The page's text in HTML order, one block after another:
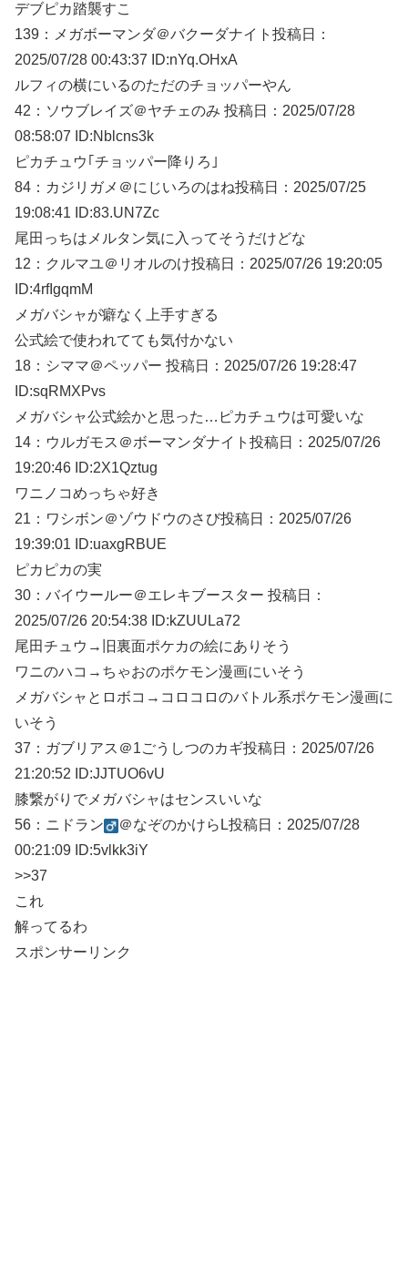
デブピカ踏襲すこ
139：
メガボーマンダ＠バクーダナイト 投稿日：
2025/07/28 00:43:37 ID:nYq.OHxA
ルフィの横にいるのただのチョッパーやん
42： ソウブレイズ＠ヤチェのみ 投稿日：2025/07/28
08:58:07 ID:Nblcns3k
ピカチュウ｢チョッパー降りろ｣
84： カジリガメ＠にじいろのはね投稿日：2025/07/25
19:08:41 ID:83.UN7Zc
尾田っちはメルタン気に入ってそうだけどな
12： クルマユ＠リオルのけ投稿日：2025/07/26 19:20:05
ID:4rfIgqmM
メガバシャが癖なく上手すぎる
公式絵で使われてても気付かない
18： シママ＠ペッパー 投稿日：2025/07/26 19:28:47
ID:sqRMXPvs
メガバシャ公式絵かと思った…ピカチュウは可愛いな
14： ウルガモス＠ボーマンダナイト 投稿日：2025/07/26
19:20:46 ID:2X1Qztug
ワニノコめっちゃ好き
21： ワシボン＠ゾウドウのさび投稿日：2025/07/26
19:39:01 ID:uaxgRBUE
ピカピカの実
30： バイウールー＠エレキブースター 投稿日：
2025/07/26 20:54:38 ID:kZUULa72
尾田チュウ→旧裏面ポケカの絵にありそう
ワニのハコ→ちゃおのポケモン漫画にいそう
メガバシャとロボコ→コロコロのバトル系ポケモン漫画に
いそう
37： ガブリアス＠1ごうしつのカギ投稿日：2025/07/26
21:20:52 ID:JJTUO6vU
膝繋がりでメガバシャはセンスいいな
56： ニドラン ＠なぞのかけらL投稿日：2025/07/28
00:21:09 ID:5vlkk3iY
>>37
これ
解ってるわ
スポンサーリンク